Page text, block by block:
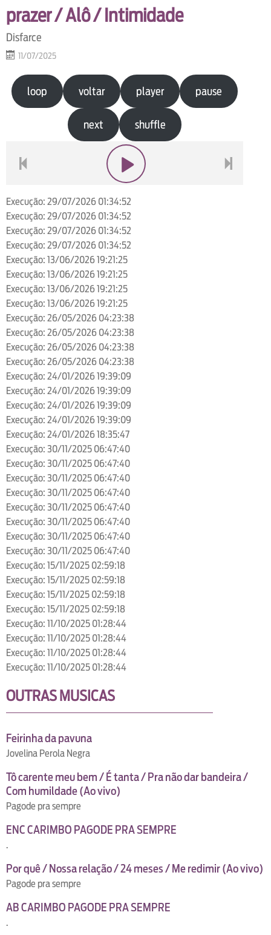
prazer / Alô / Intimidade
Disfarce
11/07/2025
loop voltar player pause
next shuffle
Execução: 29/07/2026 01:34:52
Execução: 29/07/2026 01:34:52
Execução: 29/07/2026 01:34:52
Execução: 29/07/2026 01:34:52
Execução: 13/06/2026 19:21:25
Execução: 13/06/2026 19:21:25
Execução: 13/06/2026 19:21:25
Execução: 13/06/2026 19:21:25
Execução: 26/05/2026 04:23:38
Execução: 26/05/2026 04:23:38
Execução: 26/05/2026 04:23:38
Execução: 26/05/2026 04:23:38
Execução: 24/01/2026 19:39:09
Execução: 24/01/2026 19:39:09
Execução: 24/01/2026 19:39:09
Execução: 24/01/2026 19:39:09
Execução: 24/01/2026 18:35:47
Execução: 30/11/2025 06:47:40
Execução: 30/11/2025 06:47:40
Execução: 30/11/2025 06:47:40
Execução: 30/11/2025 06:47:40
Execução: 30/11/2025 06:47:40
Execução: 30/11/2025 06:47:40
Execução: 30/11/2025 06:47:40
Execução: 30/11/2025 06:47:40
Execução: 15/11/2025 02:59:18
Execução: 15/11/2025 02:59:18
Execução: 15/11/2025 02:59:18
Execução: 15/11/2025 02:59:18
Execução: 11/10/2025 01:28:44
Execução: 11/10/2025 01:28:44
Execução: 11/10/2025 01:28:44
Execução: 11/10/2025 01:28:44
OUTRAS MUSICAS
Feirinha da pavuna
Jovelina Perola Negra
Tô carente meu bem / É tanta / Pra não dar bandeira /
Com humildade (Ao vivo)
Pagode pra sempre
ENC CARIMBO PAGODE PRA SEMPRE
.
Por quê / Nossa relação / 24 meses / Me redimir (Ao vivo)
Pagode pra sempre
AB CARIMBO PAGODE PRA SEMPRE
.